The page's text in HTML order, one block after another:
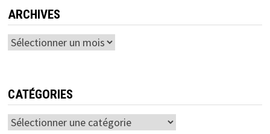
ARCHIVES
Archives
CATÉGORIES
Catégories